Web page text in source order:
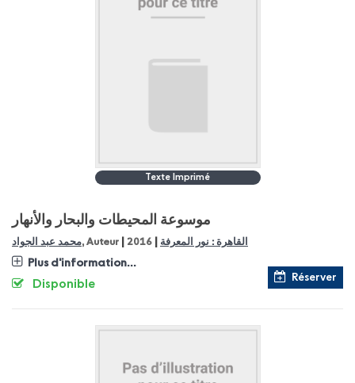
Texte Imprimé
موسوعة المحيطات والبحار والأنهار
محمد عبد الجواد, Auteur القاهرة : نور المعرفة 2016
Plus d'information...
Réserver
Disponible